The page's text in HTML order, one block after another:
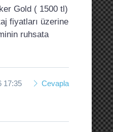
Gold ( 1500 tl)
fiyatları üzerine
ruhsata
17:35 Cevapla